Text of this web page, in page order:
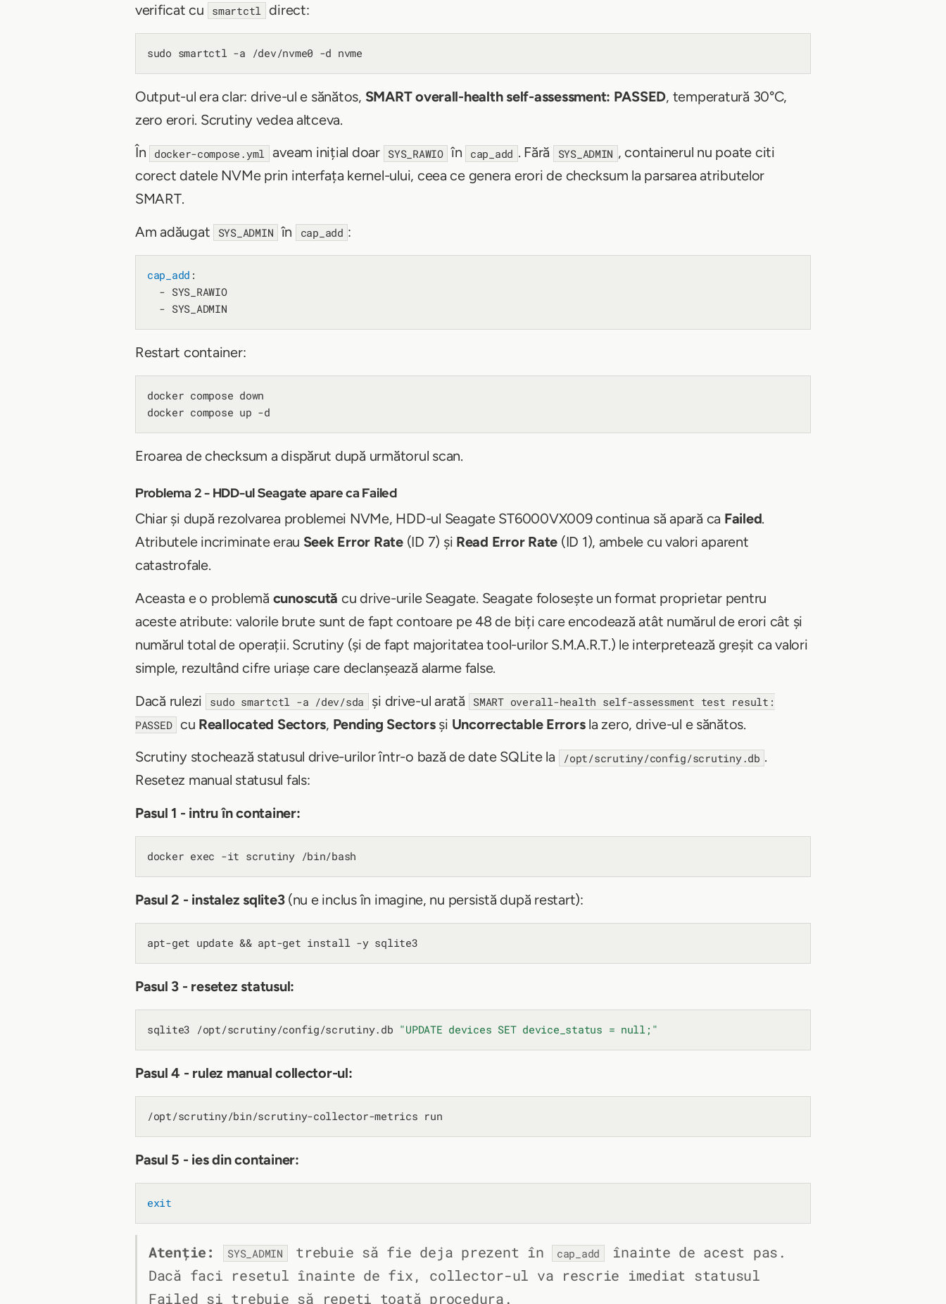
verificat cu
smartctl direct:
Output-ul era clar: drive-ul e sănătos, SMART overall-health self-assessment: PASSED, temperatură 30°C,
zero erori. Scrutiny vedea altceva.
În
docker-compose.yml aveam inițial doar SYS_RAWIO în cap_add . Fără SYS_ADMIN , containerul nu poate citi
corect datele NVMe prin interfața kernel-ului, ceea ce genera erori de checksum la parsarea atributelor
SMART.
Am adăugat
SYS_ADMIN în cap_add :
cap_add :
  - SYS_RAWIO
Restart container:
docker compose down
Eroarea de checksum a dispărut după următorul scan.
Problema 2 - HDD-ul Seagate apare ca Failed
Chiar și după rezolvarea problemei NVMe, HDD-ul Seagate ST6000VX009 continua să apară ca Failed.
Atributele incriminate erau Seek Error Rate(ID 7) și Read Error Rate (ID 1), ambele cu valori aparent
catastrofale.
Aceasta e o problemă cunoscută cu drive-urile Seagate. Seagate folosește un format proprietar pentru
aceste atribute: valorile brute sunt de fapt contoare pe 48 de biți care encodează atât numărul de erori cât și
numărul total de operații. Scrutiny (și de fapt majoritatea tool-urilor S.M.A.R.T.) le interpretează greșit ca valori
simple, rezultând cifre uriașe care declanșează alarme false.
Dacă rulezi
sudo smartctl -a /dev/sda și drive-ul arată
SMART overall-health self-assessment test result:
PASSED
cu Reallocated Sectors, Pending Sectorsși Uncorrectable Errorsla zero, drive-ul e sănătos.
Scrutiny stochează statusul drive-urilor într-o bază de date SQLite la
/opt/scrutiny/config/scrutiny.db .
Resetez manual statusul fals:
Pasul 1 - intru în container:
Pasul 2 - instalez sqlite3(nu e inclus în imagine, nu persistă după restart):
Pasul 3 - resetez statusul:
sqlite3 /opt/scrutiny/config/scrutiny.db "UPDATE devices SET device_status = null;"
Pasul 4 - rulez manual collector-ul:
Pasul 5 - ies din container:
exit
Atenție: SYS_ADMIN trebuie să fie deja prezent în cap_add
înainte de acest pas.
Dacă faci resetul înainte de fix, collector-ul va rescrie imediat statusul
Failed și trebuie să repeți toată procedura.